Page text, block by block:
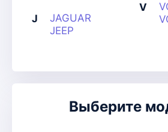
J
JAGUAR
JEEP
V
Выберите